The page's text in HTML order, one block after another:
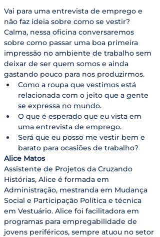
Vai para uma entrevista de emprego e
não faz ideia sobre como se vestir?
Calma, nessa oficina conversaremos
sobre como passar uma boa primeira
impressão no ambiente de trabalho sem
deixar de ser quem somos e ainda
gastando pouco para nos produzirmos.
Como a roupa que vestimos está
relacionada com o jeito que a gente
se expressa no mundo.
O que é esperado que eu vista em
uma entrevista de emprego.
Será que eu posso me vestir bem e
barato para ocasiões de trabalho?
Alice Matos
Assistente de Projetos da Cruzando
Histórias, Alice é formada em
Administração, mestranda em Mudança
Social e Participação Política e técnica
em Vestuário. Alice foi facilitadora em
programas para empregabilidade de
jovens periféricos, sempre atuou no setor